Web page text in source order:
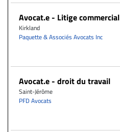
Avocat.e - Litige commercial
Kirkland
Paquette & Associés Avocats Inc
Avocat.e - droit du travail
Saint-Jérôme
PFD Avocats